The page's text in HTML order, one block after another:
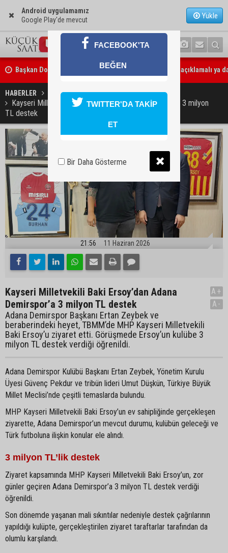
Android uygulamamız
Google Play'de mevcut
Yükle
Başkan Doğan’dan mısır uyarısı: “TMO ya yüksek fiyat açıklamalı ya
açıklamamalı”
HABERLER GÜNDEM
Kayseri Milletvekili Baki Ersoy’dan Adana Demirspor’a 3 milyon
TL destek
21:56 11 Haziran 2026
Kayseri Milletvekili Baki Ersoy’dan Adana
Demirspor’a 3 milyon TL destek
Adana Demirspor Başkanı Ertan Zeybek ve
beraberindeki heyet, TBMM’de MHP Kayseri Milletvekili
Baki Ersoy’u ziyaret etti. Görüşmede Ersoy’un kulübe 3
milyon TL destek verdiği öğrenildi.
A+
A-
Adana Demirspor Kulübü Başkanı Ertan Zeybek, Yönetim Kurulu
Üyesi Güvenç Pekdur ve tribün lideri Umut Düşkün, Türkiye Büyük
Millet Meclisi’nde çeşitli temaslarda bulundu.
MHP Kayseri Milletvekili Baki Ersoy’un ev sahipliğinde gerçekleşen
ziyarette, Adana Demirspor’un mevcut durumu, kulübün geleceği ve
Türk futboluna ilişkin konular ele alındı.
3 milyon TL’lik destek
Ziyaret kapsamında MHP Kayseri Milletvekili Baki Ersoy’un, zor
günler geçiren Adana Demirspor’a 3 milyon TL destek verdiği
öğrenildi.
Son dönemde yaşanan mali sıkıntılar nedeniyle destek çağrılarının
yapıldığı kulüpte, gerçekleştirilen ziyaret taraftarlar tarafından da
olumlu karşılandı.
FACEBOOK'TA
BEĞEN
TWITTER'DA TAKİP
ET
Bir Daha Gösterme